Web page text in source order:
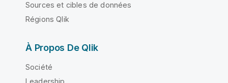
Sources et cibles de données
Régions Qlik
À Propos De Qlik
Société